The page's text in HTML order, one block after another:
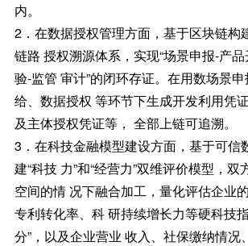
内。
2．在数据授权管理方面，基于区块链构
链路 授权溯源体系，实现“场景申报-产
验-监管 审计”的闭环存证。在用数场景
给、数据授权 等环节下生成开发利用凭
及主体授权凭证等， 全部上链可追溯。
3．在科技金融模型建设方面，基于可信
建“科技 力”和“经营力”双维评价模型，
空间的情 况下融合加工，量化评估企业
专利转化率、科 研持续增长力等硬科技
分”，以及企业营业 收入、社保缴纳情况